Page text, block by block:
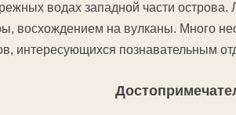
водах западной части острова.
восхождением на вулканы. Много
интересующихся познавательным